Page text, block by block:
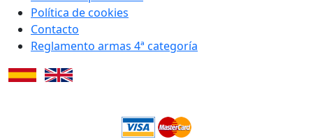
Política de cookies
Contacto
Reglamento armas 4ª categoría